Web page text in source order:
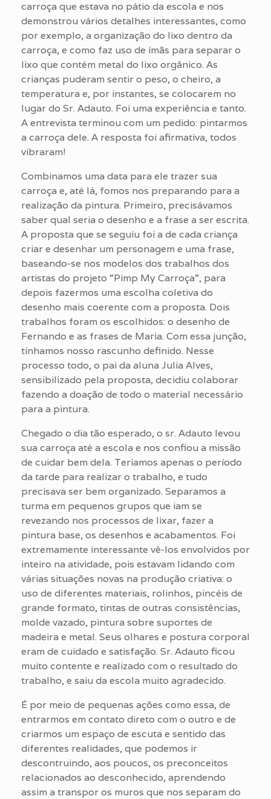
carroça que estava no pátio da escola e nos
demonstrou vários detalhes interessantes, como
por exemplo, a organização do lixo dentro da
carroça, e como faz uso de ímãs para separar o
lixo que contém metal do lixo orgânico. As
crianças puderam sentir o peso, o cheiro, a
temperatura e, por instantes, se colocarem no
lugar do Sr. Adauto. Foi uma experiência e tanto.
A entrevista terminou com um pedido: pintarmos
a carroça dele. A resposta foi afirmativa, todos
vibraram!
Combinamos uma data para ele trazer sua
carroça e, até lá, fomos nos preparando para a
realização da pintura. Primeiro, precisávamos
saber qual seria o desenho e a frase a ser escrita.
A proposta que se seguiu foi a de cada criança
criar e desenhar um personagem e uma frase,
baseando-se nos modelos dos trabalhos dos
artistas do projeto “Pimp My Carroça”, para
depois fazermos uma escolha coletiva do
desenho mais coerente com a proposta. Dois
trabalhos foram os escolhidos: o desenho de
Fernando e as frases de Maria. Com essa junção,
tínhamos nosso rascunho definido. Nesse
processo todo, o pai da aluna Julia Alves,
sensibilizado pela proposta, decidiu colaborar
fazendo a doação de todo o material necessário
para a pintura.
Chegado o dia tão esperado, o sr. Adauto levou
sua carroça até a escola e nos confiou a missão
de cuidar bem dela. Teríamos apenas o período
da tarde para realizar o trabalho, e tudo
precisava ser bem organizado. Separamos a
turma em pequenos grupos que iam se
revezando nos processos de lixar, fazer a
pintura base, os desenhos e acabamentos. Foi
extremamente interessante vê-los envolvidos por
inteiro na atividade, pois estavam lidando com
várias situações novas na produção criativa: o
uso de diferentes materiais, rolinhos, pincéis de
grande formato, tintas de outras consistências,
molde vazado, pintura sobre suportes de
madeira e metal. Seus olhares e postura corporal
eram de cuidado e satisfação. Sr. Adauto ficou
muito contente e realizado com o resultado do
trabalho, e saiu da escola muito agradecido.
É por meio de pequenas ações como essa, de
entrarmos em contato direto com o outro e de
criarmos um espaço de escuta e sentido das
diferentes realidades, que podemos ir
descontruindo, aos poucos, os preconceitos
relacionados ao desconhecido, aprendendo
assim a transpor os muros que nos separam do